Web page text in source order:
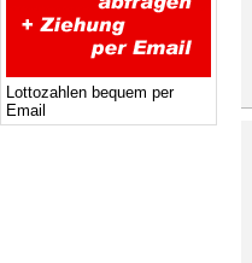
Lottozahlen bequem per
Email